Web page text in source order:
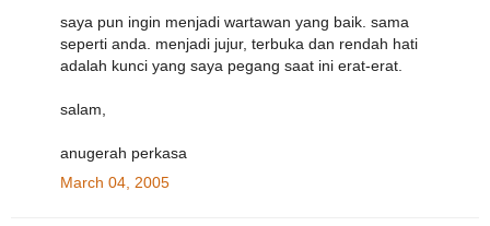
saya pun ingin menjadi wartawan yang baik. sama
seperti anda. menjadi jujur, terbuka dan rendah hati
adalah kunci yang saya pegang saat ini erat-erat.
salam,
anugerah perkasa
March 04, 2005